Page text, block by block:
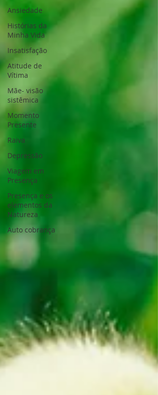
Ansiedade
Histórias da
Minha Vida
Insatisfação
Atitude de
Vítima
Mãe- visão
sistêmica
Momento
Presente
Raiva
Depressão
Viagem em
Presença
Presença e os
elementos da
Natureza
Auto cobrança